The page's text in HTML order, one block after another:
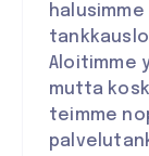
Aloitimme
mutta
teimme